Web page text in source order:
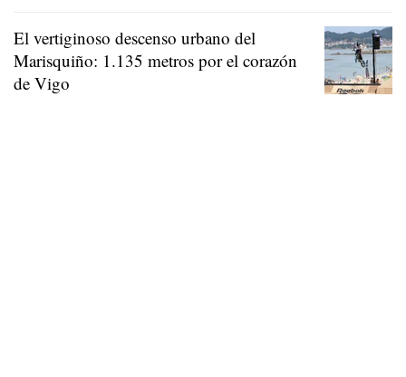
El vertiginoso descenso urbano del
Marisquiño: 1.135 metros por el corazón
de Vigo